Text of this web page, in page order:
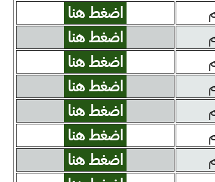
اضغط هنا
اضغط هنا
اضغط هنا
اضغط هنا
اضغط هنا
اضغط هنا
اضغط هنا